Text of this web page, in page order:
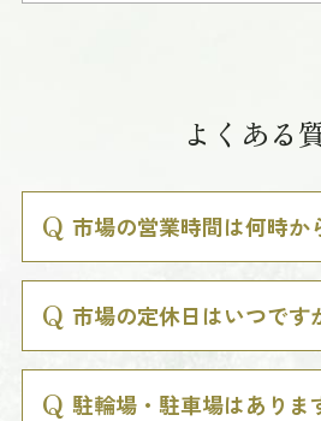
よくある
市場の営業時間は何時か
市場の定休日はいつです
駐輪場・駐車場はありま